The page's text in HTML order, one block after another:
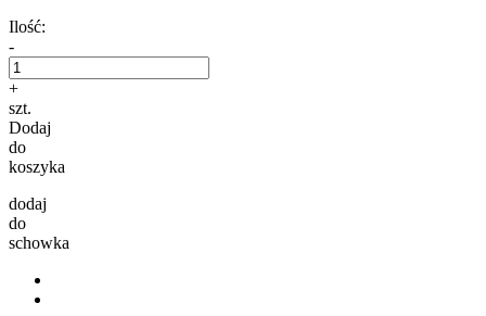
Ilość:
-
+
szt.
Dodaj
do
koszyka
dodaj
do
schowka